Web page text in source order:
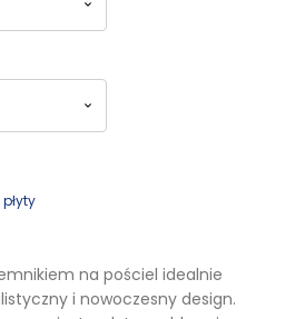
na pościel idealnie
i nowoczesny design.